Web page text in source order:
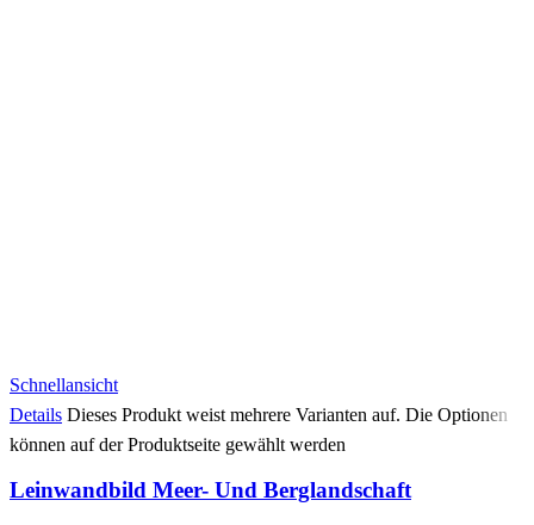
Schnellansicht
Details Dieses Produkt weist mehrere Varianten auf. Die Optionen
können auf der Produktseite gewählt werden
Leinwandbild Meer- Und Berglandschaft